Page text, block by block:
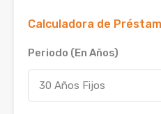
Calculadora de
Periodo (En Años)
30 Años Fijos